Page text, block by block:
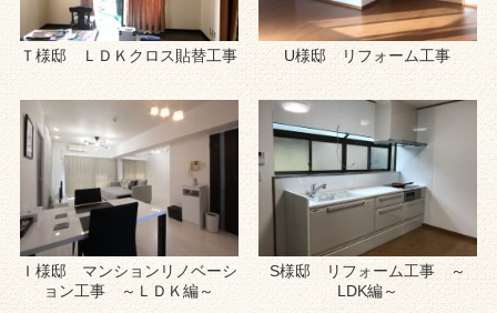
Ｔ様邸 ＬＤＫクロス貼替工事 U様邸 リフォーム工事
Ｉ様邸 マンションリノベーシ
ョン工事 ～ＬＤＫ編～
S様邸 リフォーム工事 ～
LDK編～